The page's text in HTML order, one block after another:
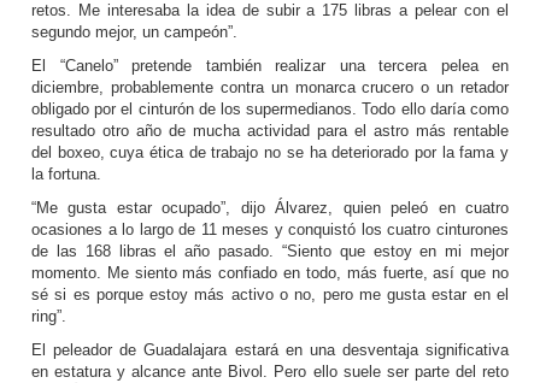
retos. Me interesaba la idea de subir a 175 libras a pelear con el
segundo mejor, un campeón”.
El “Canelo” pretende también realizar una tercera pelea en
diciembre, probablemente contra un monarca crucero o un retador
obligado por el cinturón de los supermedianos. Todo ello daría como
resultado otro año de mucha actividad para el astro más rentable
del boxeo, cuya ética de trabajo no se ha deteriorado por la fama y
la fortuna.
“Me gusta estar ocupado”, dijo Álvarez, quien peleó en cuatro
ocasiones a lo largo de 11 meses y conquistó los cuatro cinturones
de las 168 libras el año pasado. “Siento que estoy en mi mejor
momento. Me siento más confiado en todo, más fuerte, así que no
sé si es porque estoy más activo o no, pero me gusta estar en el
ring”.
El peleador de Guadalajara estará en una desventaja significativa
en estatura y alcance ante Bivol. Pero ello suele ser parte del reto